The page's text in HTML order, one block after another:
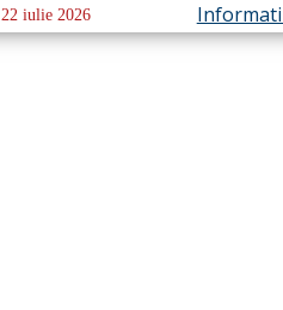
Operațiunile pot fi realizate în
perioada 20 iulie - 22 august 2026,
22 iulie 2026